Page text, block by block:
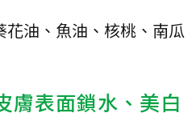
油、魚油、核桃、南瓜
膚表面鎖水、美白